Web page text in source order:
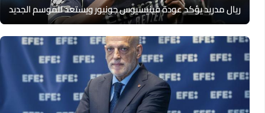
ريال مدريد يؤكد عودة فينيسيوس جونيور ويستعد للموسم الجديد